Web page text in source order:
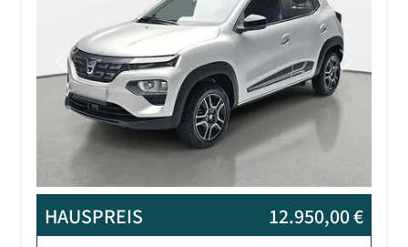
Previous Next
HAUSPREIS 12.950,00 €